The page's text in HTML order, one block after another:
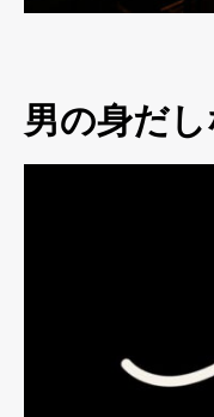
男の身だし